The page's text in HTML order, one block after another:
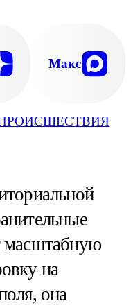
Макс
масштабную
на
она